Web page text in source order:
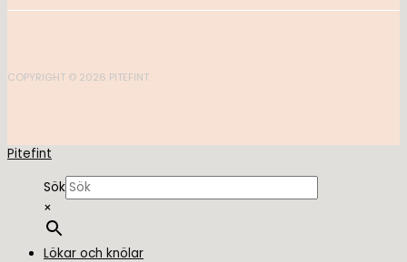
COPYRIGHT © 2026 PITEFINT
Pitefint
Sök
×
Lökar och knölar